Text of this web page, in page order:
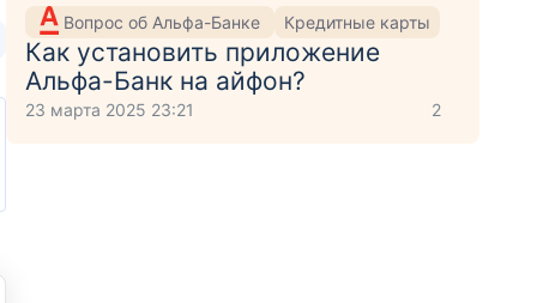
Вопрос об Альфа-Банке Кредитные карты
Как установить приложение
Aльфа-Банк на айфон?
23 марта 2025 23:21 2